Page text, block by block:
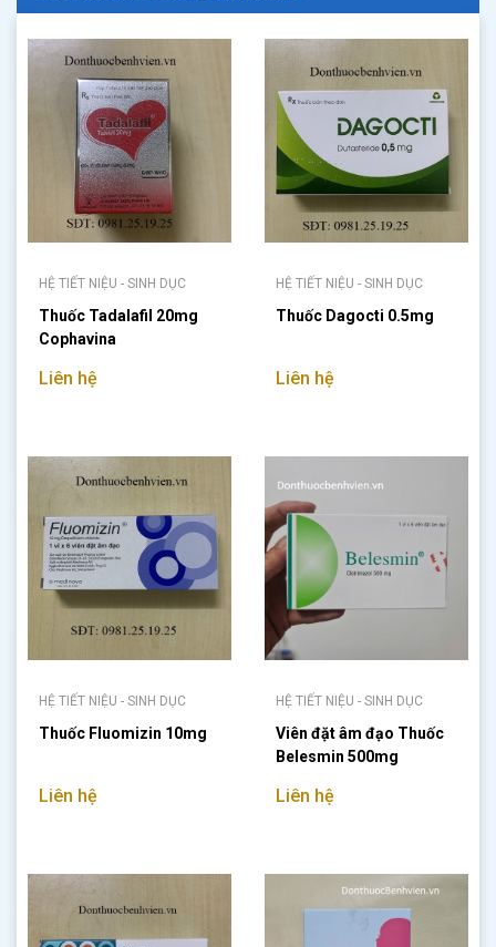
HỆ TIẾT NIỆU - SINH DỤC
Thuốc Tadalafil 20mg
Cophavina
Liên hệ
HỆ TIẾT NIỆU - SINH DỤC
Thuốc Dagocti 0.5mg
Liên hệ
HỆ TIẾT NIỆU - SINH DỤC
Thuốc Fluomizin 10mg
Liên hệ
HỆ TIẾT NIỆU - SINH DỤC
Viên đặt âm đạo Thuốc
Belesmin 500mg
Liên hệ